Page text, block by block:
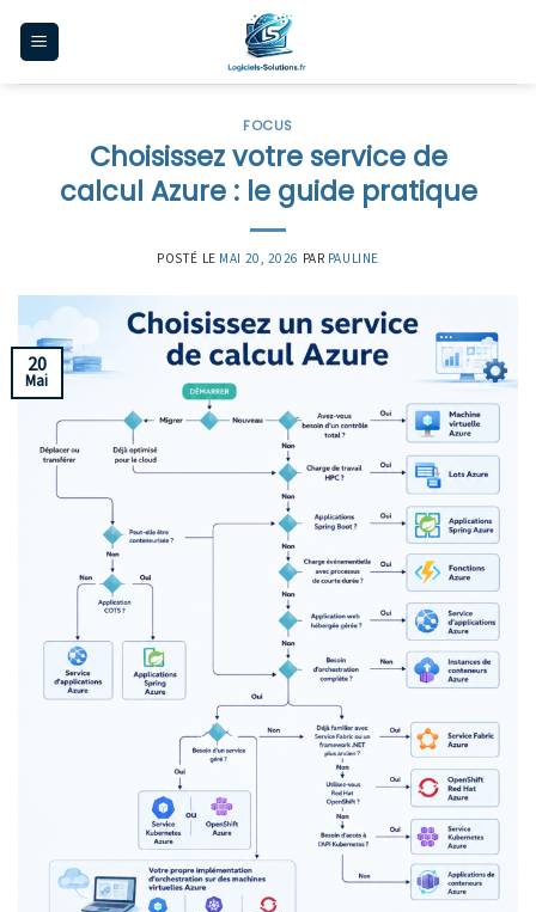
FOCUS
Choisissez votre service de
calcul Azure : le guide pratique
POSTÉ LE MAI 20, 2026 PAR PAULINE
20
Mai